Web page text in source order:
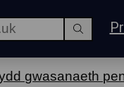
gwasanaeth